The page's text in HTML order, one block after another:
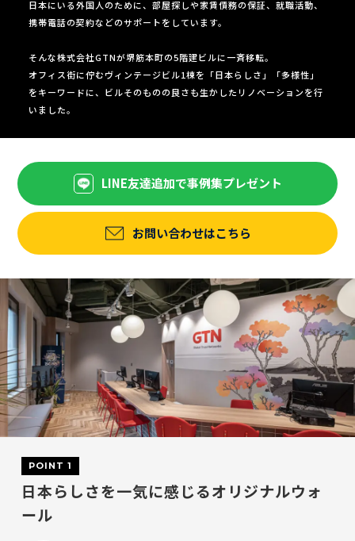
日本にいる外国人のために、部屋探しや家賃債務の保証、就職活動、
携帯電話の契約などのサポートをしています。
そんな株式会社GTNが堺筋本町の5階建ビルに一斉移転。
オフィス街に佇むヴィンテージビル1棟を「日本らしさ」「多様性」
をキーワードに、ビルそのものの良さも生かしたリノベーションを行
いました。
LINE友達追加で事例集プレゼント
お問い合わせはこちら
POINT 1
日本らしさを一気に感じるオリジナルウォ
ール